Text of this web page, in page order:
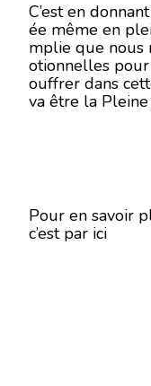
C’est en
ée même en
mplie que nous
otionnelles
ouffrer dans
va être la
Pour en savoir
c’est par ici